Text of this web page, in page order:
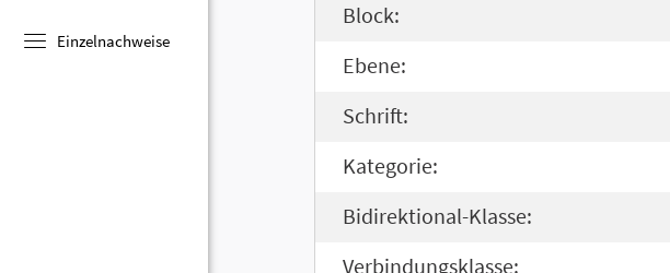
Einzelnachweise
Block:
Ebene:
Schrift:
Kategorie:
Bidirektional-Klasse:
Verbindungsklasse: